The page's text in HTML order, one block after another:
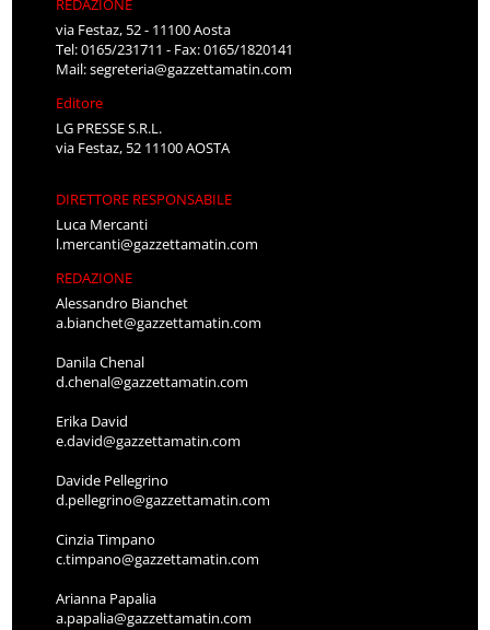
REDAZIONE
via Festaz, 52 - 11100 Aosta
Tel: 0165/231711 - Fax: 0165/1820141
Mail:segreteria@gazzettamatin.com
Editore
LG PRESSE S.R.L.
via Festaz, 52 11100 AOSTA
DIRETTORE RESPONSABILE
Luca Mercanti
l.mercanti@gazzettamatin.com
REDAZIONE
Alessandro Bianchet
a.bianchet@gazzettamatin.com
Danila Chenal
d.chenal@gazzettamatin.com
Erika David
e.david@gazzettamatin.com
Davide Pellegrino
d.pellegrino@gazzettamatin.com
Cinzia Timpano
c.timpano@gazzettamatin.com
Arianna Papalia
a.papalia@gazzettamatin.com